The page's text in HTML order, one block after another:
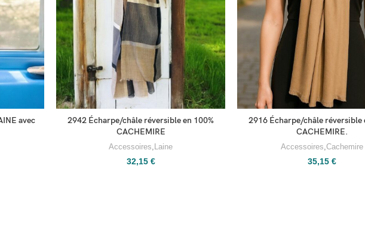
avec
2942 Écharpe/châle réversible en 100%
CACHEMIRE
Accessoires Laine
32,15 €
2916 Écharpe/châle réversible
CACHEMIRE.
Accessoires Cachemire
35,15 €